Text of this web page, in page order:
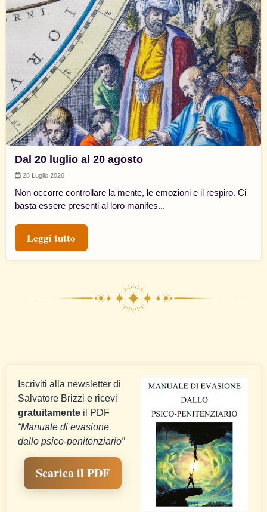
Dal 20 luglio al 20 agosto
28 Luglio 2026
Non occorre controllare la mente, le emozioni e il respiro. Ci
basta essere presenti al loro manifes...
Leggi tutto
Iscriviti alla newsletter di
Salvatore Brizzi e ricevi
gratuitamente il PDF
“Manuale di evasione
dallo psico-penitenziario”
Scarica il PDF